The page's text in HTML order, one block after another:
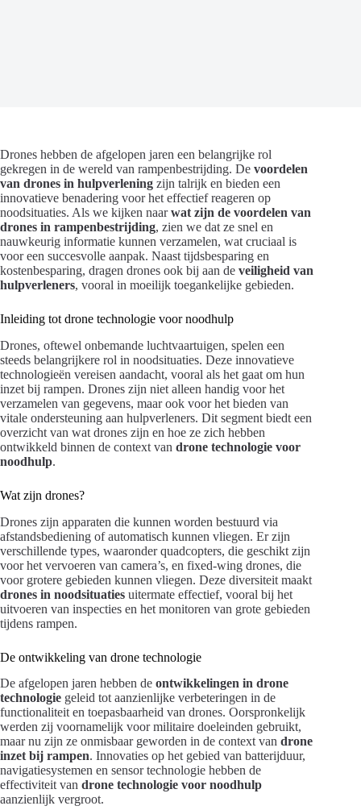
Drones hebben de afgelopen jaren een belangrijke rol
gekregen in de wereld van rampenbestrijding. De voordelen
van drones in hulpverlening zijn talrijk en bieden een
innovatieve benadering voor het effectief reageren op
noodsituaties. Als we kijken naarwat zijn de voordelen van
drones in rampenbestrijding, zien we dat ze snel en
nauwkeurig informatie kunnen verzamelen, wat cruciaal is
voor een succesvolle aanpak. Naast tijdsbesparing en
kostenbesparing, dragen drones ook bij aan de veiligheid van
hulpverleners, vooral in moeilijk toegankelijke gebieden.
Inleiding tot drone technologie voor noodhulp
Drones, oftewel onbemande luchtvaartuigen, spelen een
steeds belangrijkere rol in noodsituaties. Deze innovatieve
technologieën vereisen aandacht, vooral als het gaat om hun
inzet bij rampen. Drones zijn niet alleen handig voor het
verzamelen van gegevens, maar ook voor het bieden van
vitale ondersteuning aan hulpverleners. Dit segment biedt een
overzicht van wat drones zijn en hoe ze zich hebben
ontwikkeld binnen de context van drone technologie voor
noodhulp.
Wat zijn drones?
Drones zijn apparaten die kunnen worden bestuurd via
afstandsbediening of automatisch kunnen vliegen. Er zijn
verschillende types, waaronder quadcopters, die geschikt zijn
voor het vervoeren van camera’s, en fixed-wing drones, die
voor grotere gebieden kunnen vliegen. Deze diversiteit maakt
drones in noodsituaties uitermate effectief, vooral bij het
uitvoeren van inspecties en het monitoren van grote gebieden
tijdens rampen.
De ontwikkeling van drone technologie
De afgelopen jaren hebben de ontwikkelingen in drone
technologie geleid tot aanzienlijke verbeteringen in de
functionaliteit en toepasbaarheid van drones. Oorspronkelijk
werden zij voornamelijk voor militaire doeleinden gebruikt,
maar nu zijn ze onmisbaar geworden in de context van drone
inzet bij rampen. Innovaties op het gebied van batterijduur,
navigatiesystemen en sensor technologie hebben de
effectiviteit van drone technologie voor noodhulp
aanzienlijk vergroot.